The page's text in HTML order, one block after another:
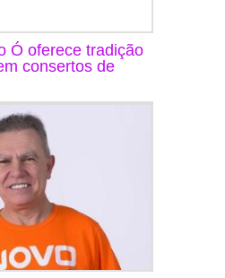
Ó oferece tradição
consertos de